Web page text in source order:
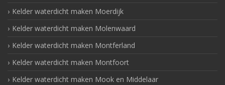
Kelder waterdicht maken Moerdijk
Kelder waterdicht maken Molenwaard
Kelder waterdicht maken Montferland
Kelder waterdicht maken Montfoort
Kelder waterdicht maken Mook en Middelaar